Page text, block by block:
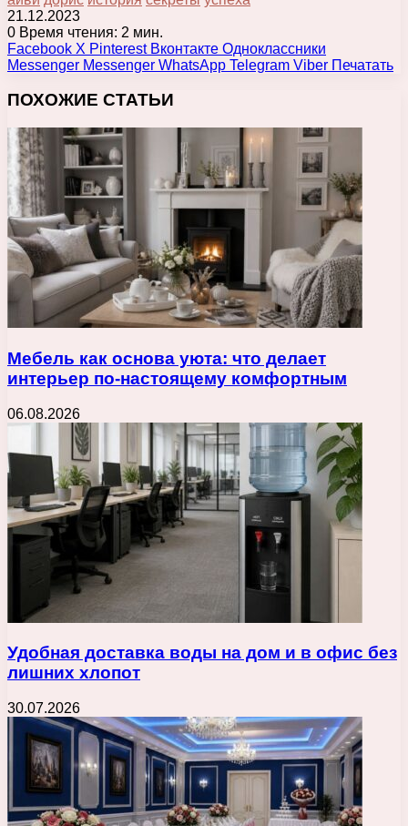
21.12.2023
0 Время чтения: 2 мин.
Facebook X Pinterest Вконтакте Одноклассники
Messenger Messenger WhatsApp Telegram Viber Печатать
ПОХОЖИЕ СТАТЬИ
Мебель как основа уюта: что делает
интерьер по-настоящему комфортным
06.08.2026
Удобная доставка воды на дом и в офис без
лишних хлопот
30.07.2026